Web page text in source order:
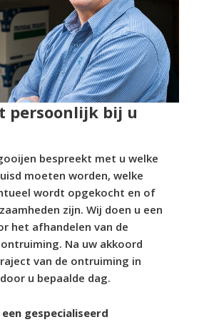
persoonlijk bij u
bespreekt met u welke
moeten worden, welke
wordt opgekocht en of
zijn. Wij doen u een
het afhandelen van de
Na uw akkoord
van de ontruiming in
u bepaalde dag.
gespecialiseerd